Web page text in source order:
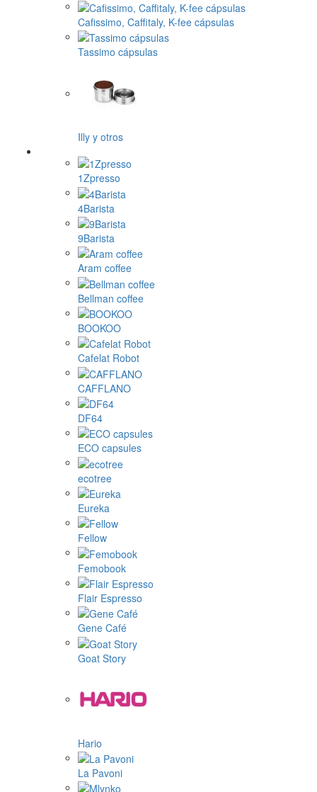
Cafissimo, Caffitaly, K-fee cápsulas
Tassimo cápsulas
Illy y otros
1Zpresso
4Barista
9Barista
Aram coffee
Bellman coffee
BOOKOO
Cafelat Robot
CAFFLANO
DF64
ECO capsules
ecotree
Eureka
Fellow
Femobook
Flair Espresso
Gene Café
Goat Story
Hario
La Pavoni